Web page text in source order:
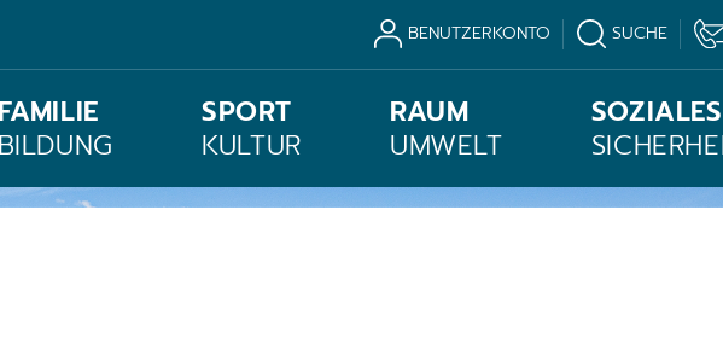
BENUTZERKONTO SUCHE
FAMILIE
BILDUNG
SPORT
KULTUR
RAUM
UMWELT
SOZIALES